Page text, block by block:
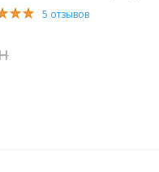
5 отзывов